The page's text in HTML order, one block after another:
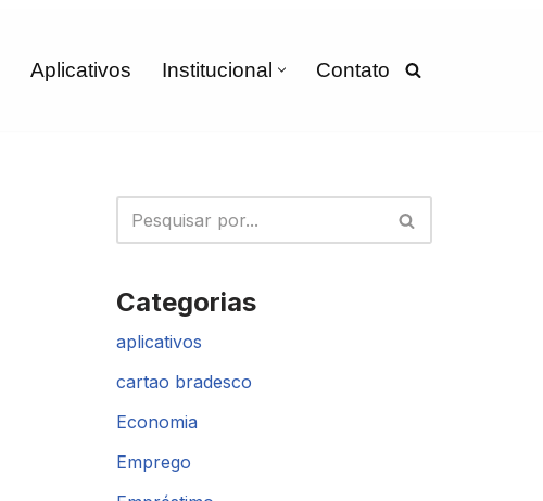
Aplicativos Institucional Contato
Categorias
aplicativos
cartao bradesco
Economia
Emprego